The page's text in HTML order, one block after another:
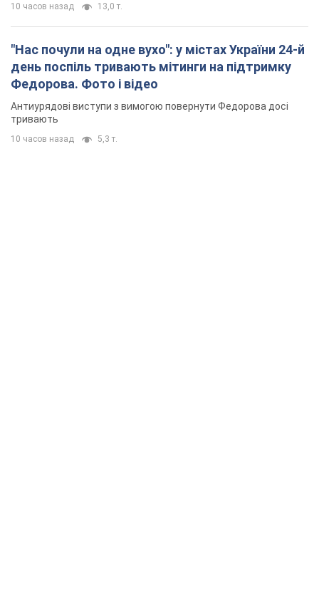
10 часов назад 13,0 т.
"Нас почули на одне вухо": у містах України 24-й
день поспіль тривають мітинги на підтримку
Федорова. Фото і відео
Антиурядові виступи з вимогою повернути Федорова досі
тривають
10 часов назад 5,3 т.